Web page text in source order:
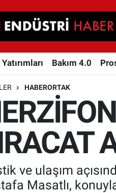
Bakım 4.0
HABERORTAK
ve ulaşım
Masatlı,